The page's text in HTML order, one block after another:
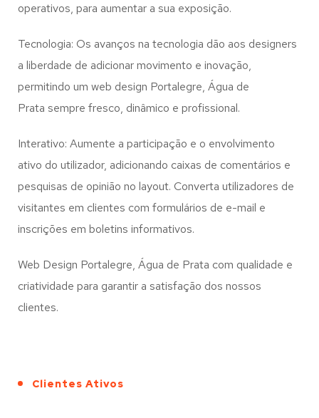
operativos, para aumentar a sua exposição.
Tecnologia: Os avanços na tecnologia dão aos designers
a liberdade de adicionar movimento e inovação,
permitindo um web design Portalegre, Água de
Prata sempre fresco, dinâmico e profissional.
Interativo: Aumente a participação e o envolvimento
ativo do utilizador, adicionando caixas de comentários e
pesquisas de opinião no layout. Converta utilizadores de
visitantes em clientes com formulários de e-mail e
inscrições em boletins informativos.
Web Design Portalegre, Água de Prata com qualidade e
criatividade para garantir a satisfação dos nossos
clientes.
Clientes Ativos